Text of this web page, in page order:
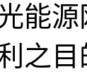
能
之